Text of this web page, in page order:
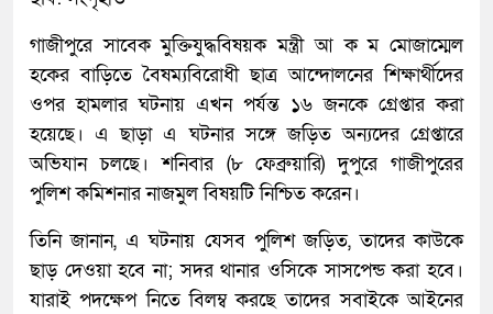
গাজীপুরে সাবেক মুক্তিযুদ্ধবিষয়ক মন্ত্রী আ ক ম মোজাম্মেল
হকের বাড়িতে বৈষম্যবিরোধী ছাত্র আন্দোলনের শিক্ষার্থীদের
ওপর হামলার ঘটনায় এখন পর্যন্ত ১৬ জনকে গ্রেপ্তার করা
হয়েছে। এ ছাড়া এ ঘটনার সঙ্গে জড়িত অন্যদের গ্রেপ্তারে
অভিযান চলছে। শনিবার (৮ ফেব্রুয়ারি) দুপুরে গাজীপুরের
পুলিশ কমিশনার নাজমুল বিষয়টি নিশ্চিত করেন।
তিনি জানান, এ ঘটনায় যেসব পুলিশ জড়িত, তাদের কাউকে
ছাড় দেওয়া হবে না; সদর থানার ওসিকে সাসপেন্ড করা হবে।
যারাই পদক্ষেপ নিতে বিলম্ব করছে তাদের সবাইকে আইনের